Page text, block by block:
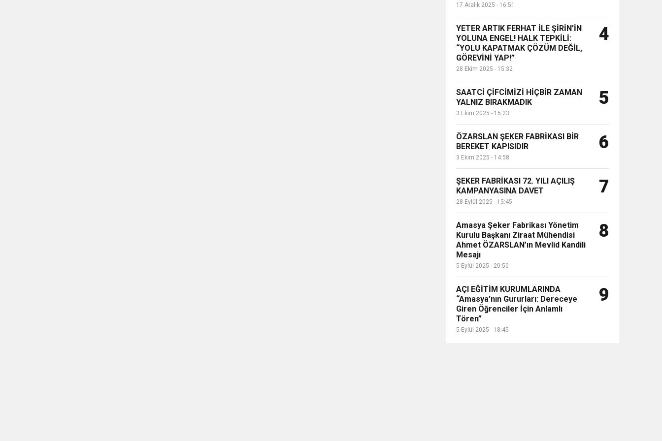
17 Aralık 2025 - 16:51
YETER ARTIK FERHAT İLE ŞİRİN’İN
YOLUNA ENGEL! HALK TEPKİLİ:
“YOLU KAPATMAK ÇÖZÜM DEĞİL,
GÖREVİNİ YAP!”
28 Ekim 2025 - 15:32
4
SAATCİ ÇİFCİMİZİ HİÇBİR ZAMAN
YALNIZ BIRAKMADIK
3 Ekim 2025 - 15:23
5
ÖZARSLAN ŞEKER FABRİKASI BİR
BEREKET KAPISIDIR
3 Ekim 2025 - 14:58
6
ŞEKER FABRİKASI 72. YILI AÇILIŞ
KAMPANYASINA DAVET
28 Eylül 2025 - 15:45
7
Amasya Şeker Fabrikası Yönetim
Kurulu Başkanı Ziraat Mühendisi
Ahmet ÖZARSLAN’ın Mevlid Kandili
Mesajı
5 Eylül 2025 - 20:50
8
AÇI EĞİTİM KURUMLARINDA
“Amasya’nın Gururları: Dereceye
Giren Öğrenciler İçin Anlamlı
Tören”
5 Eylül 2025 - 18:45
9